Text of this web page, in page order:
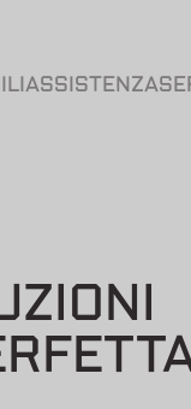
ASSISTENZA